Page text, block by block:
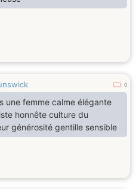
0
une femme calme élégante
honnête culture du
générosité gentille sensible